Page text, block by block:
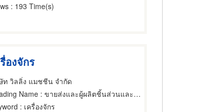
: 193 Time(s)
องจักร
ท วิลลิ่ง แมชชีน จำกัด
Name : ขายส่งและผู้ผลิตชิ้นส่วนและอะไหล่เครื่องจักรกล
: เครื่องจักร